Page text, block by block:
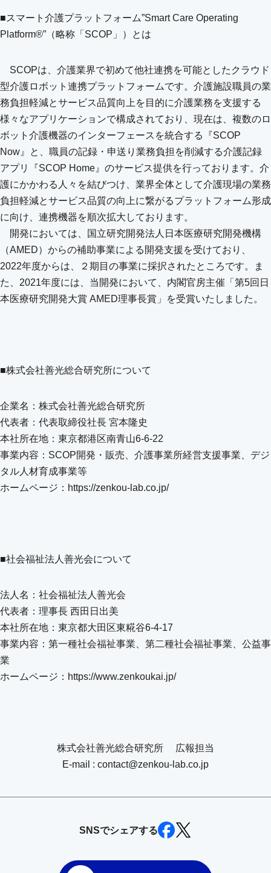
■スマート介護プラットフォーム”Smart Care Operating
Platform®”（略称「SCOP」）とは
SCOPは、介護業界で初めて他社連携を可能としたクラウド
型介護ロボット連携プラットフォームです。介護施設職員の業
務負担軽減とサービス品質向上を目的に介護業務を支援する
様々なアプリケーションで構成されており、現在は、複数のロ
ボット介護機器のインターフェースを統合する『SCOP
Now』と、職員の記録・申送り業務負担を削減する介護記録
アプリ『SCOP Home』のサービス提供を行っております。介
護にかかわる人々を結びつけ、業界全体として介護現場の業務
負担軽減とサービス品質の向上に繋がるプラットフォーム形成
に向け、連携機器を順次拡大しております。
開発においては、国立研究開発法人日本医療研究開発機構
（AMED）からの補助事業による開発支援を受けており、
2022年度からは、２期目の事業に採択されたところです。ま
た、2021年度には、当開発において、内閣官房主催「第5回日
本医療研究開発大賞 AMED理事長賞」を受賞いたしました。
■株式会社善光総合研究所について
企業名：株式会社善光総合研究所
代表者：代表取締役社⻑ 宮本隆史
本社所在地：東京都港区南青山6-6-22
事業内容：SCOP開発・販売、介護事業所経営支援事業、デジ
タル人材育成事業等
ホームページ：https://zenkou-lab.co.jp/
■社会福祉法人善光会について
法人名：社会福祉法人善光会
代表者：理事長 西田日出美
本社所在地：東京都大田区東糀谷6-4-17
事業内容：第一種社会福祉事業、第二種社会福祉事業、公益事
業
ホームページ：https://www.zenkoukai.jp/
株式会社善光総合研究所 広報担当
E-mail : contact@zenkou-lab.co.jp
SNSでシェアする